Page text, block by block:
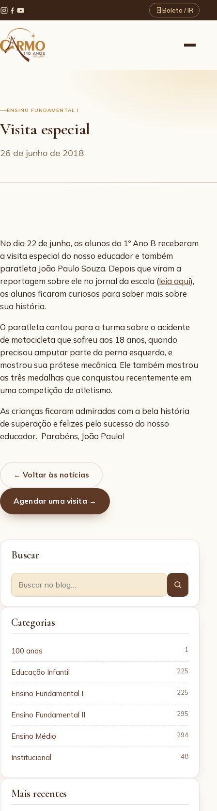
Boleto / IR
ENSINO FUNDAMENTAL I
Visita especial
26 de junho de 2018
No dia 22 de junho, os alunos do 1º Ano B receberam
a visita especial do nosso educador e também
paratleta João Paulo Souza. Depois que viram a
reportagem sobre ele no jornal da escola (leia aqui),
os alunos ficaram curiosos para saber mais sobre
sua história.
O paratleta contou para a turma sobre o acidente
de motocicleta que sofreu aos 18 anos, quando
precisou amputar parte da perna esquerda, e
mostrou sua prótese mecânica. Ele também mostrou
as três medalhas que conquistou recentemente em
uma competição de atletismo.
As crianças ficaram admiradas com a bela história
de superação e felizes pelo sucesso do nosso
educador. Parabéns, João Paulo!
← Voltar às notícias
Agendar uma visita →
Buscar
Categorias
100 anos 1
Educação Infantil 225
Ensino Fundamental I 225
Ensino Fundamental II 295
Ensino Médio 294
Institucional 48
Mais recentes